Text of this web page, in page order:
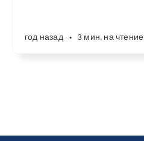
год назад • 3 мин. на чтение